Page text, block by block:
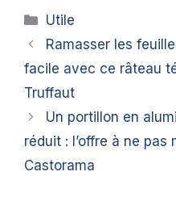
Catégories
Utile
Ramasser les
facile avec ce râteau
Truffaut
Un portillon en
réduit : l’offre à ne pas
Castorama